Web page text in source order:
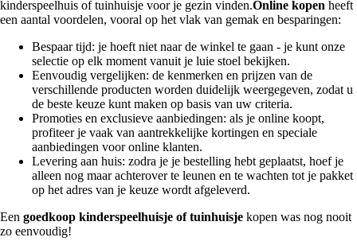
kinderspeelhuis of tuinhuisje voor je gezin vinden.Online kopen heeft
een aantal voordelen, vooral op het vlak van gemak en besparingen:
Bespaar tijd: je hoeft niet naar de winkel te gaan - je kunt onze
selectie op elk moment vanuit je luie stoel bekijken.
Eenvoudig vergelijken: de kenmerken en prijzen van de
verschillende producten worden duidelijk weergegeven, zodat u
de beste keuze kunt maken op basis van uw criteria.
Promoties en exclusieve aanbiedingen: als je online koopt,
profiteer je vaak van aantrekkelijke kortingen en speciale
aanbiedingen voor online klanten.
Levering aan huis: zodra je je bestelling hebt geplaatst, hoef je
alleen nog maar achterover te leunen en te wachten tot je pakket
op het adres van je keuze wordt afgeleverd.
Een goedkoop kinderspeelhuisje of tuinhuisje kopen was nog nooit
zo eenvoudig!